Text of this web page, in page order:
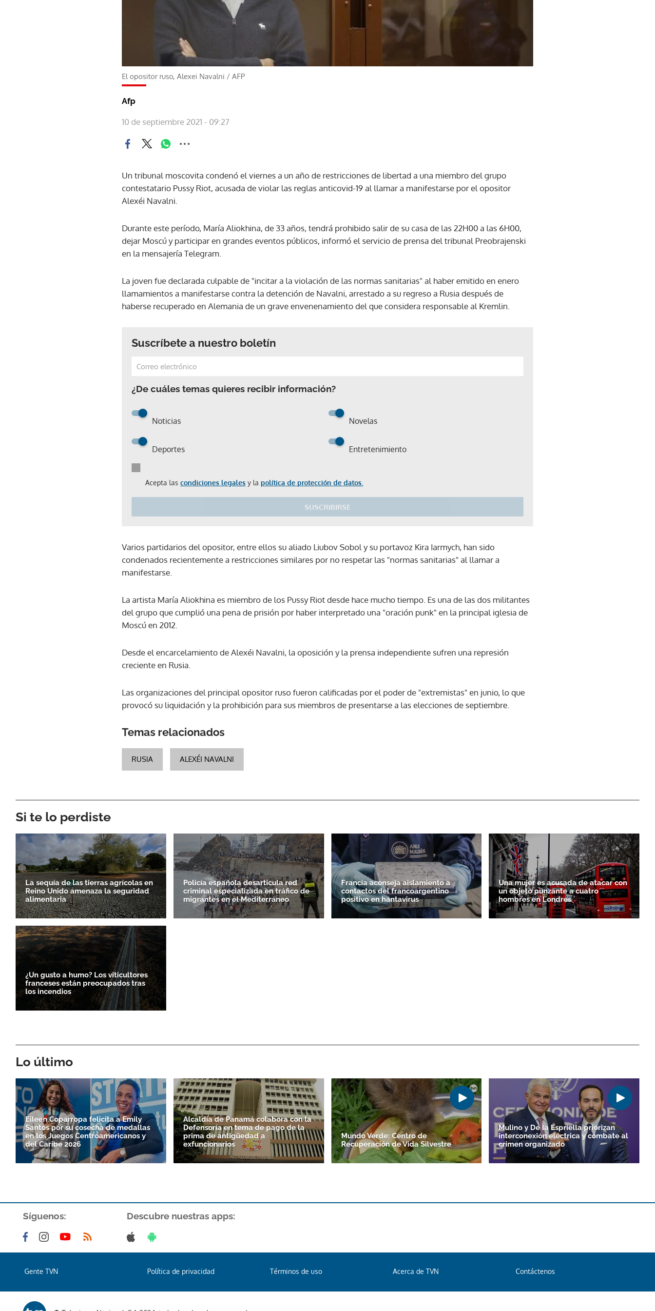
El opositor ruso, Alexei Navalni / AFP
Afp
10 de septiembre 2021 - 09:27
Un tribunal moscovita condenó el viernes a un año de restricciones de libertad a una miembro del grupo
contestatario Pussy Riot, acusada de violar las reglas anticovid-19 al llamar a manifestarse por el opositor
Alexéi Navalni.
Durante este período, María Aliokhina, de 33 años, tendrá prohibido salir de su casa de las 22H00 a las 6H00,
dejar Moscú y participar en grandes eventos públicos, informó el servicio de prensa del tribunal Preobrajenski
en la mensajería Telegram.
La joven fue declarada culpable de "incitar a la violación de las normas sanitarias" al haber emitido en enero
llamamientos a manifestarse contra la detención de Navalni, arrestado a su regreso a Rusia después de
haberse recuperado en Alemania de un grave envenenamiento del que considera responsable al Kremlin.
Suscríbete a nuestro boletín
¿De cuáles temas quieres recibir información?
Noticias Novelas
Deportes Entretenimiento
Acepta las condiciones legales y la política de protección de datos.
SUSCRIBIRSE
Gracias por suscribirte a nuestro boletín.
Varios partidarios del opositor, entre ellos su aliado Liubov Sobol y su portavoz Kira Iarmych, han sido
condenados recientemente a restricciones similares por no respetar las "normas sanitarias" al llamar a
manifestarse.
La artista María Aliokhina es miembro de los Pussy Riot desde hace mucho tiempo. Es una de las dos militantes
del grupo que cumplió una pena de prisión por haber interpretado una "oración punk" en la principal iglesia de
Moscú en 2012.
Desde el encarcelamiento de Alexéi Navalni, la oposición y la prensa independiente sufren una represión
creciente en Rusia.
Las organizaciones del principal opositor ruso fueron calificadas por el poder de "extremistas" en junio, lo que
provocó su liquidación y la prohibición para sus miembros de presentarse a las elecciones de septiembre.
Temas relacionados
RUSIA ALEXÉI NAVALNI
Si te lo perdiste
La sequía de las tierras agrícolas en
Reino Unido amenaza la seguridad
alimentaria
Policía española desarticula red
criminal especializada en tráfico de
migrantes en el Mediterráneo
Francia aconseja aislamiento a
contactos del francoargentino
positivo en hantavirus
Una mujer es acusada de atacar con
un objeto punzante a cuatro
hombres en Londres
¿Un gusto a humo? Los viticultores
franceses están preocupados tras
los incendios
Lo último
Eileen Coparropa felicita a Emily
Santos por su cosecha de medallas
en los Juegos Centroamericanos y
del Caribe 2026
Alcaldía de Panamá colabora con la
Defensoría en tema de pago de la
prima de antigüedad a
exfuncionarios
Mundo Verde: Centro de
Recuperación de Vida Silvestre
Mulino y De la Espriella priorizan
interconexión eléctrica y combate al
crimen organizado
Síguenos: Descubre nuestras apps:
Gente TVN Política de privacidad Términos de uso Acerca de TVN Contáctenos